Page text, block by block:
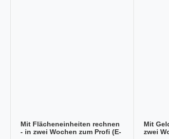
Mit Flächeneinheiten rechnen
- in zwei Wochen zum Profi (E-
Mit
zwei